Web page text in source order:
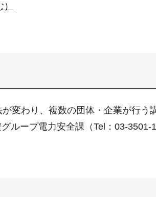
変わり、複数の団体・企業が行
ループ電力安全課（Tel：03-